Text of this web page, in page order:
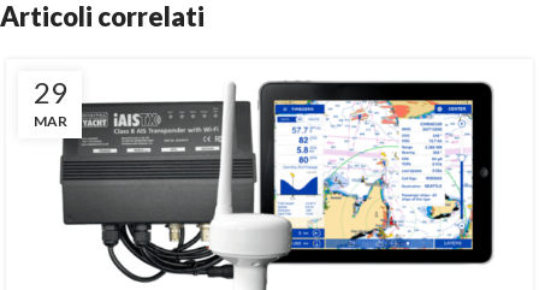
Articoli correlati
29
MAR